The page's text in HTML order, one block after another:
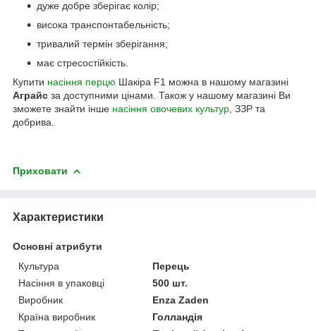
дуже добре зберігає колір;
висока транспонтабельність;
тривалий термін зберігання;
має стресостійкість.
Купити насіння перцю Шакіра F1 можна в нашому магазині
Аграйс за доступними цінами. Також у нашому магазині Ви
зможете знайти інше насіння овочевих культур , ЗЗР та
добрива.
Приховати
Характеристики
Основні атрибути
Культура
Перець
Насіння в упаковці
500 шт.
Виробник
Enza Zaden
Країна виробник
Голландія